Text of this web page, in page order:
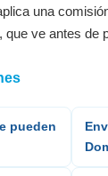
una
que ve antes de
pueden